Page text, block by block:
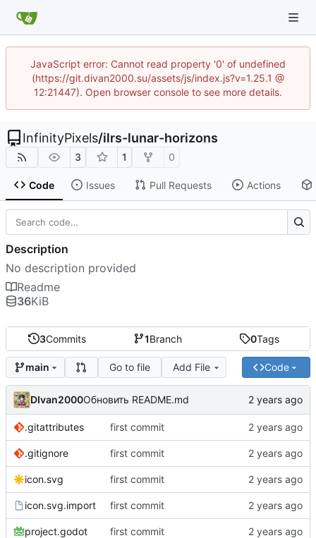
JavaScript error: Cannot read property '0' of undefined
(https://git.divan2000.su/assets/js/index.js?v=1.25.1 @
12:21447). Open browser console to see more details.
InfinityPixels/ilrs-lunar-horizons
3 1 0
Code Issues Pull Requests Actions
3Commits 1Branch 0Tags
main Go to file Add File Code
DIvan2000Обновить README.md
.gitattributes first commit
.gitignore first commit
icon.svg first commit
icon.svg.import first commit
project.godot first commit
Description
No description provided
Readme
36KiB